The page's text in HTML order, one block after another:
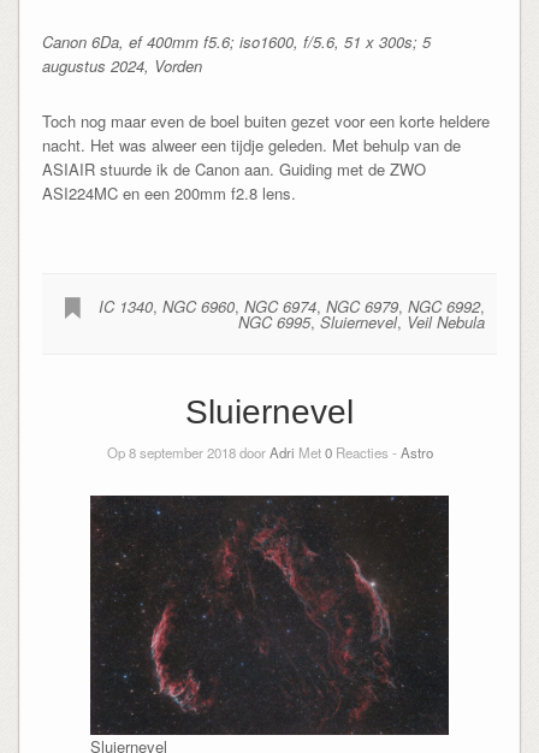
Canon 6Da, ef 400mm f5.6; iso1600, f/5.6, 51 x 300s; 5
augustus 2024, Vorden
Toch nog maar even de boel buiten gezet voor een korte heldere
nacht. Het was alweer een tijdje geleden. Met behulp van de
ASIAIR stuurde ik de Canon aan. Guiding met de ZWO
ASI224MC en een 200mm f2.8 lens.
IC 1340,NGC 6960,NGC 6974,NGC 6979,NGC 6992,
NGC 6995,Sluiernevel, Veil Nebula
Sluiernevel
Op 8 september 2018 doorAdri Met0Reacties - Astro
Sluiernevel